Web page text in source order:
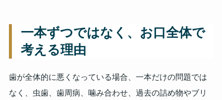
一本ずつではなく、お口全体で
考える理由
歯が全体的に悪くなっている場合、一本だけの問題では
なく、虫歯、歯周病、噛み合わせ、過去の詰め物やブリ